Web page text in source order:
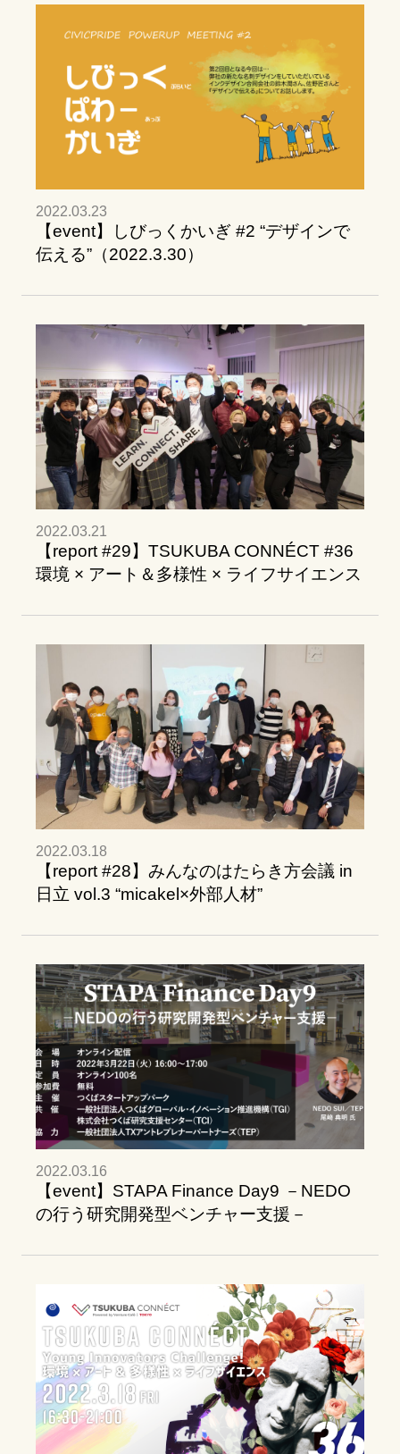
2022.03.23
【event】しびっくかいぎ #2 “デザインで
伝える”（2022.3.30）
2022.03.21
【report #29】TSUKUBA CONNÉCT #36
環境 × アート＆多様性 × ライフサイエンス
2022.03.18
【report #28】みんなのはたらき方会議 in
日立 vol.3 “micakel×外部人材”
2022.03.16
【event】STAPA Finance Day9 －NEDO
の行う研究開発型ベンチャー支援－